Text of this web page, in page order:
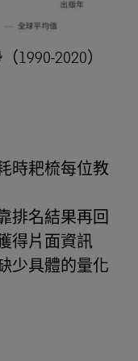
1990-2020）
時耙梳每位教
排名結果再回
得片面資訊
少具體的量化